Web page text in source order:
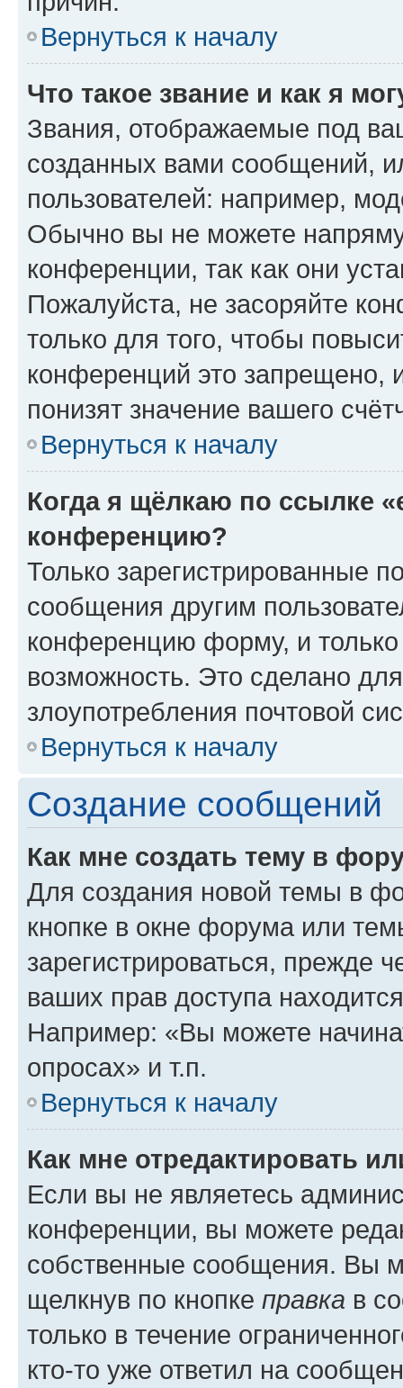
Вернуться к началу
Что такое звание и как я
Звания, отображаемые под
созданных вами сообщений,
пользователей: например,
Обычно вы не можете
конференции, так как они
Пожалуйста, не засоряйте
только для того, чтобы
конференций это запрещено,
понизят значение вашего
Вернуться к началу
Когда я щёлкаю по ссылке
конференцию?
Только зарегистрированные
сообщения другим
конференцию форму, и
возможность. Это сделано
злоупотребления почтовой
Вернуться к началу
Создание сообщений
Как мне создать тему в
Для создания новой темы в
кнопке в окне форума или
зарегистрироваться, прежде
ваших прав доступа
Например: «Вы можете
опросах» и т.п.
Вернуться к началу
Как мне отредактировать
Если вы не являетесь
конференции, вы можете
собственные сообщения. Вы
щелкнув по кнопке правка в
только в течение
кто-то уже ответил на